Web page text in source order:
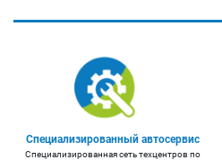
Специализированный автосервис
Специализированная сеть техцентров по